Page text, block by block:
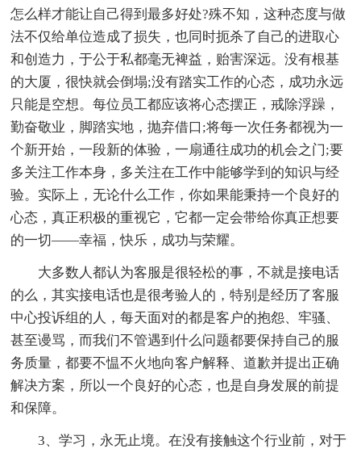
怎么样才能让自己得到最多好处?殊不知，这种态度与做
法不仅给单位造成了损失，也同时扼杀了自己的进取心
和创造力，于公于私都毫无裨益，贻害深远。没有根基
的大厦，很快就会倒塌;没有踏实工作的心态，成功永远
只能是空想。每位员工都应该将心态摆正，戒除浮躁，
勤奋敬业，脚踏实地，抛弃借口;将每一次任务都视为一
个新开始，一段新的体验，一扇通往成功的机会之门;要
多关注工作本身，多关注在工作中能够学到的知识与经
验。实际上，无论什么工作，你如果能秉持一个良好的
心态，真正积极的重视它，它都一定会带给你真正想要
的一切——幸福，快乐，成功与荣耀。
大多数人都认为客服是很轻松的事，不就是接电话
的么，其实接电话也是很考验人的，特别是经历了客服
中心投诉组的人，每天面对的都是客户的抱怨、牢骚、
甚至谩骂，而我们不管遇到什么问题都要保持自己的服
务质量，都要不愠不火地向客户解释、道歉并提出正确
解决方案，所以一个良好的心态，也是自身发展的前提
和保障。
3、学习，永无止境。在没有接触这个行业前，对于